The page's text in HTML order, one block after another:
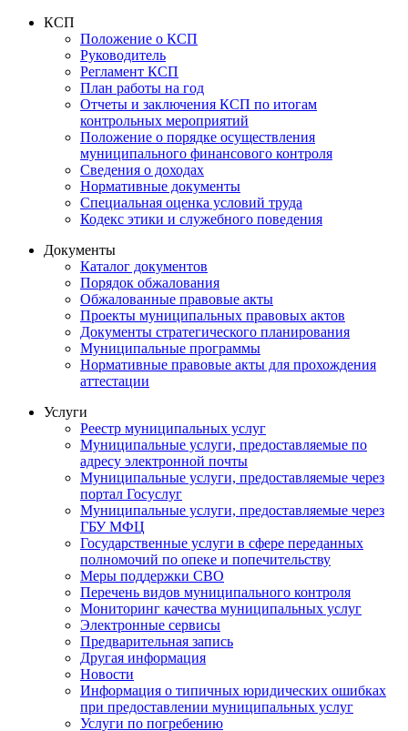
КСП
Положение о КСП
Руководитель
Регламент КСП
План работы на год
Отчеты и заключения КСП по итогам
контрольных мероприятий
Положение о порядке осуществления
муниципального финансового контроля
Сведения о доходах
Нормативные документы
Специальная оценка условий труда
Кодекс этики и служебного поведения
Документы
Каталог документов
Порядок обжалования
Обжалованные правовые акты
Проекты муниципальных правовых актов
Документы стратегического планирования
Муниципальные программы
Нормативные правовые акты для прохождения
аттестации
Услуги
Реестр муниципальных услуг
Муниципальные услуги, предоставляемые по
адресу электронной почты
Муниципальные услуги, предоставляемые через
портал Госуслуг
Муниципальные услуги, предоставляемые через
ГБУ МФЦ
Государственные услуги в сфере переданных
полномочий по опеке и попечительству
Меры поддержки СВО
Перечень видов муниципального контроля
Мониторинг качества муниципальных услуг
Электронные сервисы
Предварительная запись
Другая информация
Новости
Информация о типичных юридических ошибках
при предоставлении муниципальных услуг
Услуги по погребению